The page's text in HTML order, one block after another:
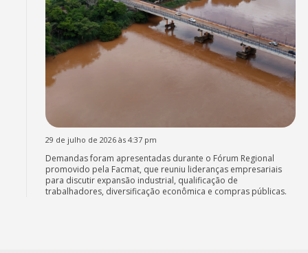
29 de julho de 2026 às 4:37 pm
Demandas foram apresentadas durante o Fórum Regional
promovido pela Facmat, que reuniu lideranças empresariais
para discutir expansão industrial, qualificação de
trabalhadores, diversificação econômica e compras públicas.